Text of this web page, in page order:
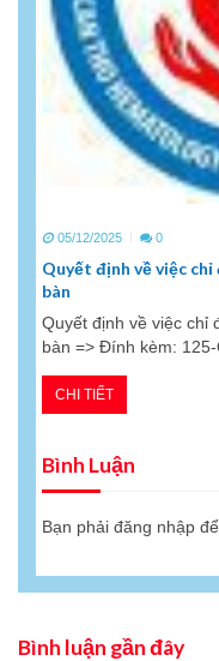
05/12/2025 0
Quyết định về việc
bàn
Quyết định về việc chỉ
bàn => Đính kèm:
CHI TIẾT
Bình Luận
Bạn phải đăng nhập
Bình luận gần đây